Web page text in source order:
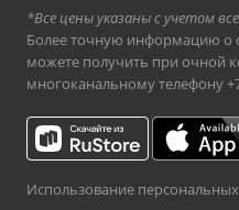
*Все цены указаны с учетом
Более точную информацию о
можете получить при очной
многоканальному телефону
Использование